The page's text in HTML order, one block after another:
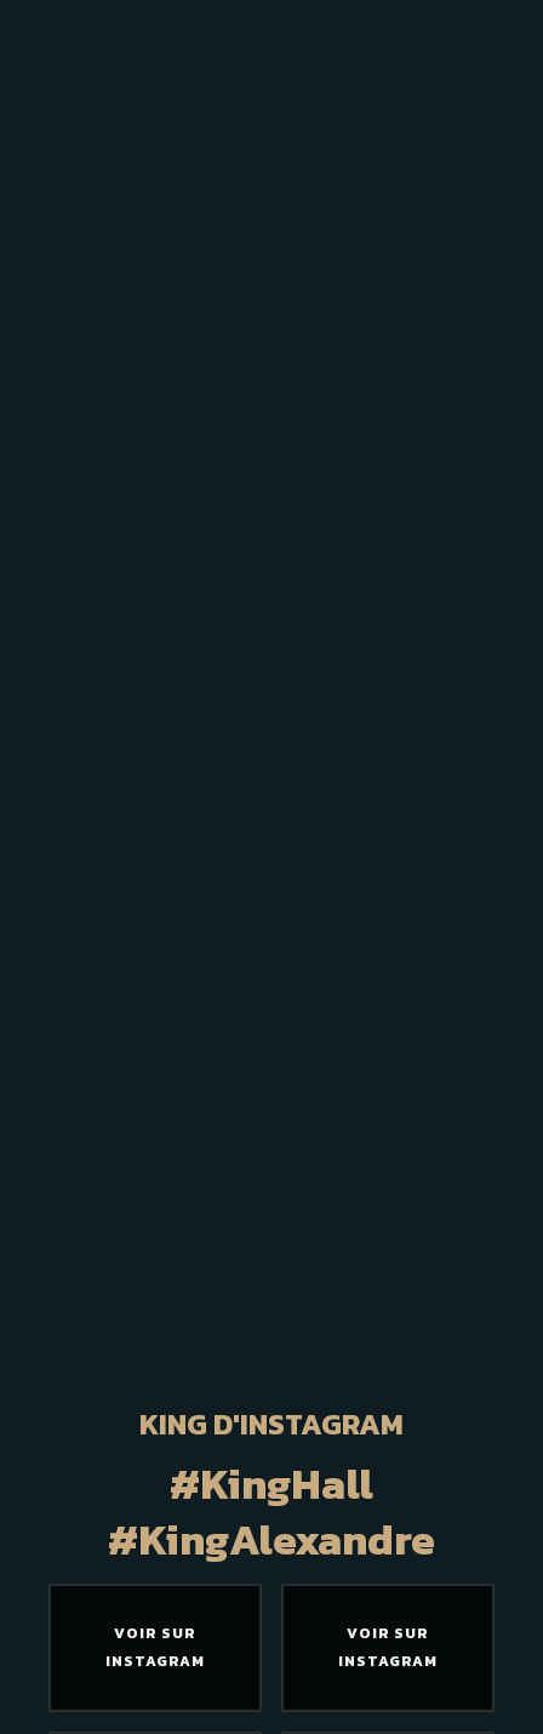
KING D'INSTAGRAM
#KingHall
#KingAlexandre
VOIR SUR
INSTAGRAM
VOIR SUR
INSTAGRAM